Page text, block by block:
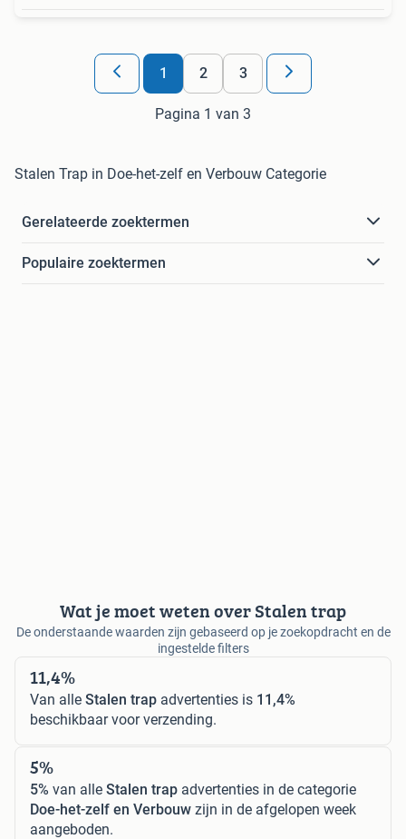
1 2 3
Pagina 1 van 3
Stalen Trap in Doe-het-zelf en Verbouw Categorie
Gerelateerde zoektermen
Populaire zoektermen
Wat je moet weten over Stalen trap
De onderstaande waarden zijn gebaseerd op je zoekopdracht en de
ingestelde filters
11,4%
Van alle Stalen trap advertenties is 11,4%
beschikbaar voor verzending.
5%
5% van alle Stalen trap advertenties in de categorie
Doe-het-zelf en Verbouw zijn in de afgelopen week
aangeboden.